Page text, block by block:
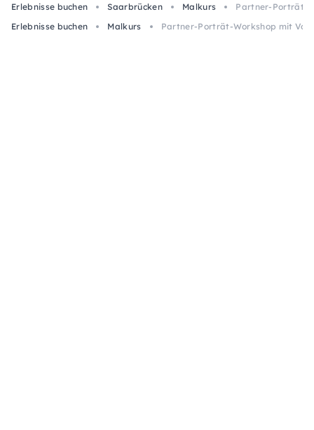
Erlebnisse buchen Saarbrücken Malkurs
Partner-Porträt-
Erlebnisse buchen
Malkurs Partner-Porträt-Workshop mit